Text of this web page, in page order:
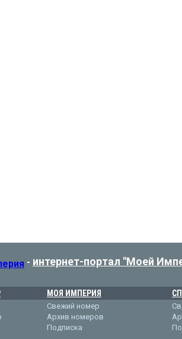
- интернет-портал "Моей
МОЯ ИМПЕРИЯ
Свежий номер
Архив номеров
Подписка